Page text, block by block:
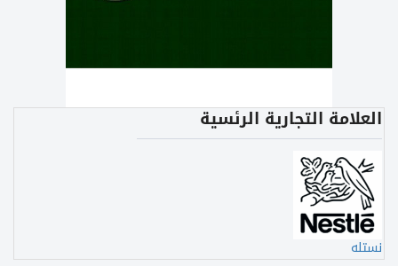
العلامة التجارية الرئسية
نستله